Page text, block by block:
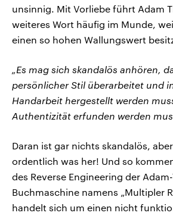
unsinnig. Mit Vorliebe führt Adam
weiteres Wort häufig im Munde,
einen so hohen Wallungswert
„Es mag sich skandalös anhören,
persönlicher Stil überarbeitet und
Handarbeit hergestellt werden
Authentizität erfunden werden
Daran ist gar nichts skandalös,
ordentlich was her! Und so
des Reverse Engineering der
Buchmaschine namens „Multipler
handelt sich um einen nicht